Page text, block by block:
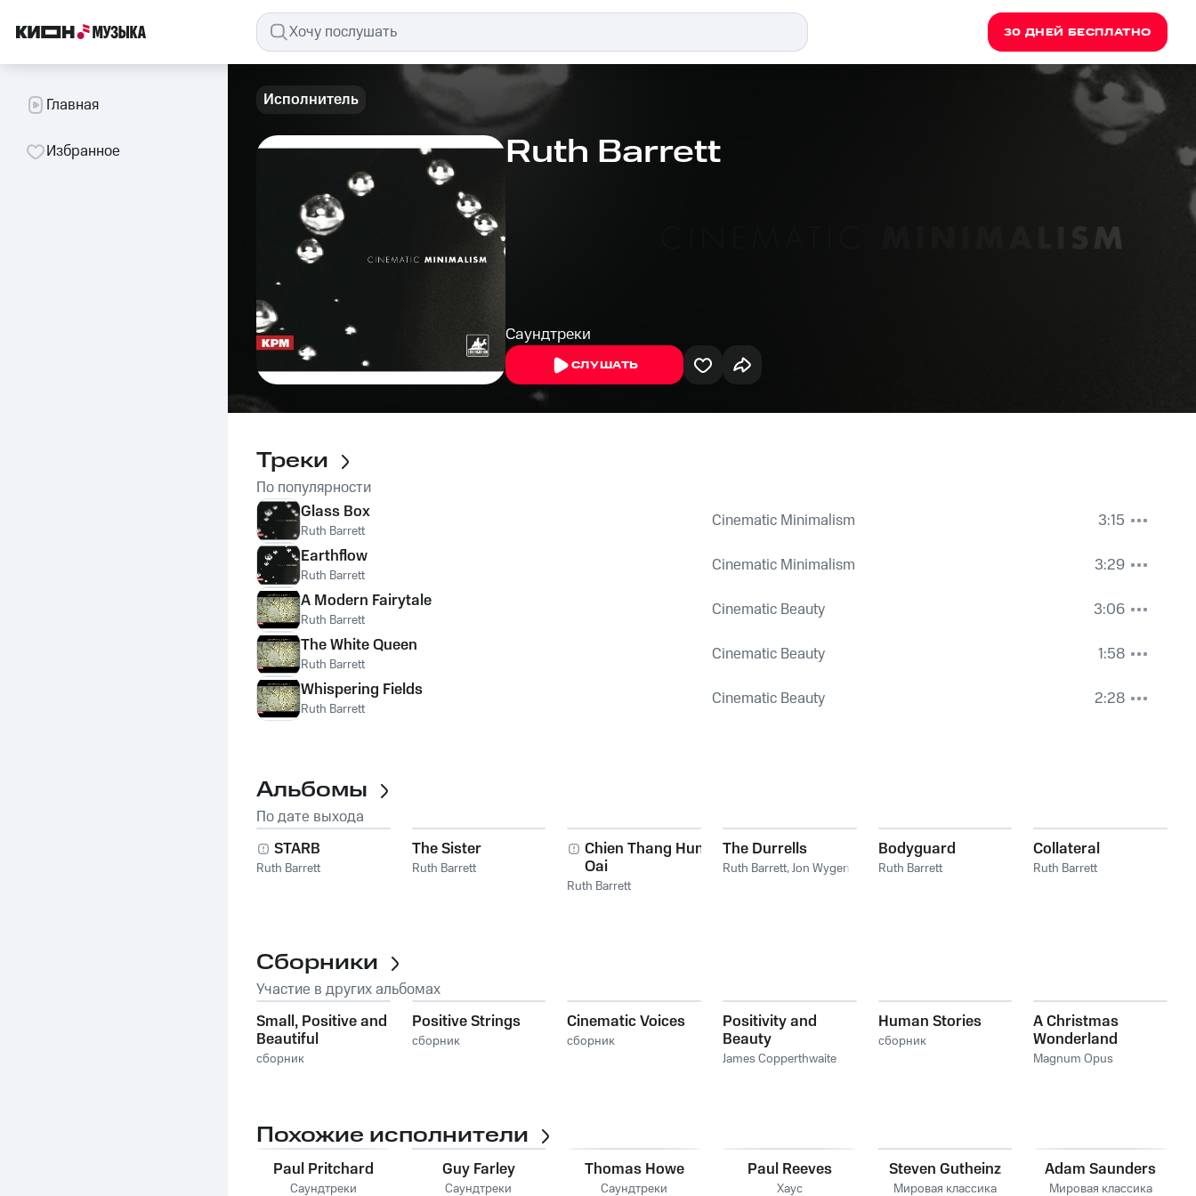
30 ДНЕЙ БЕСПЛАТНО
Главная
Избранное
Исполнитель
Ruth Barrett
Саундтреки
СЛУШАТЬ
Треки
По популярности
Glass Box
Ruth Barrett Cinematic Minimalism
3:15
Earthflow
Ruth Barrett Cinematic Minimalism
3:29
A Modern Fairytale
Ruth Barrett Cinematic Beauty
3:06
The White Queen
Ruth Barrett Cinematic Beauty
1:58
Whispering Fields
Ruth Barrett Cinematic Beauty 2:28
Альбомы
По дате выхода
STARB
Ruth Barrett
The Sister
Ruth Barrett
Chien Thang Hung
Oai
Ruth Barrett
The Durrells
Ruth Barrett,Jon Wygens
Bodyguard
Ruth Barrett
Collateral
Ruth Barrett
Сборники
Участие в других альбомах
Small, Positive and
Beautiful
сборник
Positive Strings
сборник
Cinematic Voices
сборник
Positivity and
Beauty
James Copperthwaite
Human Stories
сборник
A Christmas
Wonderland
Magnum Opus
Похожие исполнители
Paul Pritchard
Саундтреки
Guy Farley
Саундтреки
Thomas Howe
Саундтреки
Paul Reeves
Хаус
Steven Gutheinz
Мировая классика
Adam Saunders
Мировая классика